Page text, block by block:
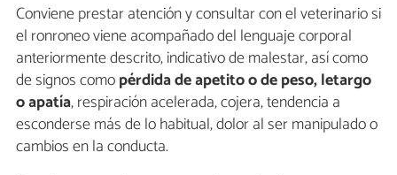
Conviene prestar atención y consultar con el veterinario si
el ronroneo viene acompañado del lenguaje corporal
anteriormente descrito, indicativo de malestar, así como
de signos comopérdida de apetito o de peso, letargo
o apatía, respiración acelerada, cojera, tendencia a
esconderse más de lo habitual, dolor al ser manipulado o
cambios en la conducta.